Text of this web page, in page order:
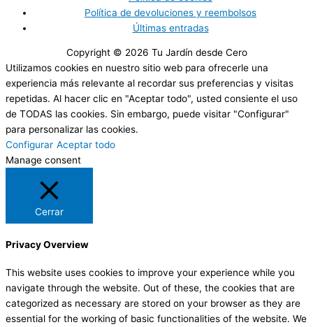
Política de devoluciones y reembolsos
Últimas entradas
Copyright © 2026 Tu Jardín desde Cero
Utilizamos cookies en nuestro sitio web para ofrecerle una
experiencia más relevante al recordar sus preferencias y visitas
repetidas. Al hacer clic en "Aceptar todo", usted consiente el uso
de TODAS las cookies. Sin embargo, puede visitar "Configurar"
para personalizar las cookies.
Configurar Aceptar todo
Manage consent
Cerrar
Privacy Overview
This website uses cookies to improve your experience while you
navigate through the website. Out of these, the cookies that are
categorized as necessary are stored on your browser as they are
essential for the working of basic functionalities of the website. We